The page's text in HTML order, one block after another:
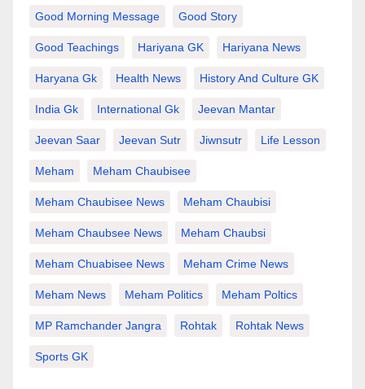
Good Morning Message Good Story
Good Teachings Hariyana GK Hariyana News
Haryana Gk Health News History And Culture GK
India Gk International Gk Jeevan Mantar
Jeevan Saar Jeevan Sutr Jiwnsutr Life Lesson
Meham Meham Chaubisee
Meham Chaubisee News Meham Chaubisi
Meham Chaubsee News Meham Chaubsi
Meham Chuabisee News Meham Crime News
Meham News Meham Politics Meham Poltics
MP Ramchander Jangra Rohtak Rohtak News
Sports GK